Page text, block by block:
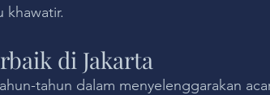
khawatir.
di Jakarta
tahun dalam menyelenggarakan